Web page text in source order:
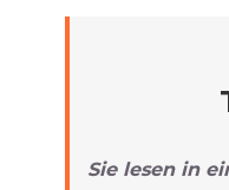
Sie lesen in